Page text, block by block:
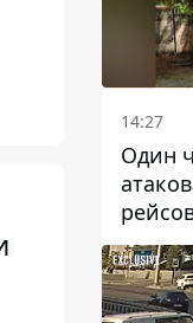
14:27
Один